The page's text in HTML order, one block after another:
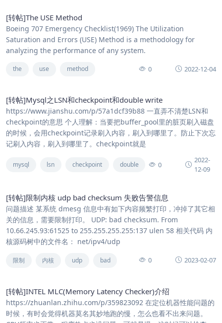
[转帖]The USE Method
Boeing 707 Emergency Checklist(1969) The Utilization
Saturation and Errors (USE) Method is a methodology for
analyzing the performance of any system.
the use method 0 2022-12-04
[转帖]Mysql之LSN和checkpoint和double write
https://www.jianshu.com/p/57a1dcf39b88 一直弄不清楚LSN和
checkpoint的意思 个人理解：当要把buffer_pool里的脏页刷入磁盘
的时候，会用checkpoint记录刷入内容，刷入到哪里了。防止下次忘
记刷入内容，刷入到哪里了。checkpoint就是
mysql lsn checkpoint double 0
2022-
12-09
[转帖]限制内核 udp bad checksum 失败告警信息
问题描述 某系统 dmesg 信息中有如下内容频繁打印，冲掉了其它相
关的信息，需要限制打印。 UDP: bad checksum. From
10.66.245.93:61525 to 255.255.255.255:137 ulen 58 相关代码 内
核源码树中的文件名： net/ipv4/udp
限制 内核 udp bad 0 2023-02-07
[转帖]INTEL MLC(Memory Latency Checker)介绍
https://zhuanlan.zhihu.com/p/359823092 在定位机器性能问题的
时候，有时会觉得机器莫名其妙地跑的慢，怎么也看不出来问题。